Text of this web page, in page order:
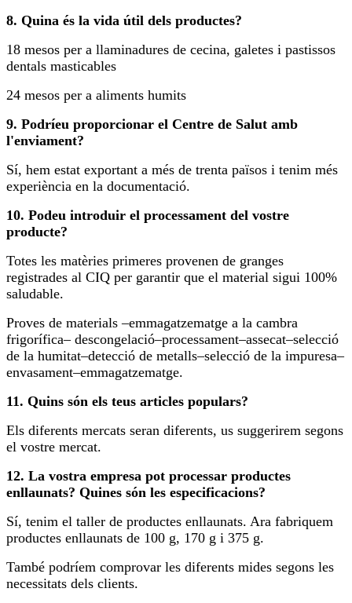
8. Quina és la vida útil dels productes?
18 mesos per a llaminadures de cecina, galetes i pastissos
dentals masticables
24 mesos per a aliments humits
9. Podríeu proporcionar el Centre de Salut amb
l'enviament?
Sí, hem estat exportant a més de trenta països i tenim més
experiència en la documentació.
10. Podeu introduir el processament del vostre
producte?
Totes les matèries primeres provenen de granges
registrades al CIQ per garantir que el material sigui 100%
saludable.
Proves de materials –emmagatzematge a la cambra
frigorífica– descongelació–processament–assecat–selecció
de la humitat–detecció de metalls–selecció de la impuresa–
envasament–emmagatzematge.
11. Quins són els teus articles populars?
Els diferents mercats seran diferents, us suggerirem segons
el vostre mercat.
12. La vostra empresa pot processar productes
enllaunats? Quines són les especificacions?
Sí, tenim el taller de productes enllaunats. Ara fabriquem
productes enllaunats de 100 g, 170 g i 375 g.
També podríem comprovar les diferents mides segons les
necessitats dels clients.